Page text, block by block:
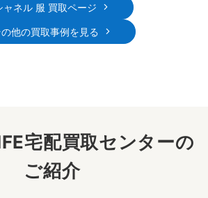
ャネル 服 買取ページ
の他の買取事例を見る
宅配買取センターの
ご紹介